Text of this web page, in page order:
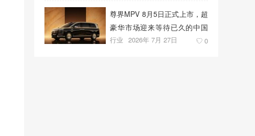
尊界MPV 8月5日正式上市，超
豪华市场迎来等待已久的中国
答案
行业 2026年 7月 27日 0